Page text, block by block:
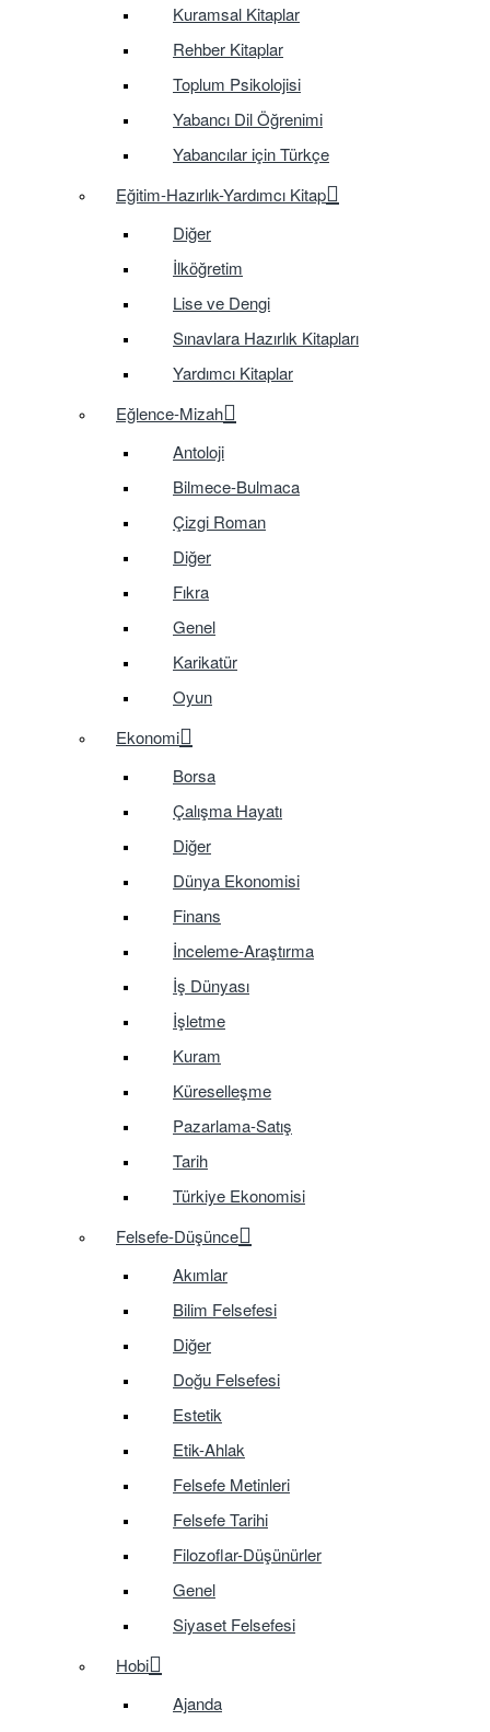
Kuramsal Kitaplar
Rehber Kitaplar
Toplum Psikolojisi
Yabancı Dil Öğrenimi
Yabancılar için Türkçe
Eğitim-Hazırlık-Yardımcı Kitap
Diğer
İlköğretim
Lise ve Dengi
Sınavlara Hazırlık Kitapları
Yardımcı Kitaplar
Eğlence-Mizah
Antoloji
Bilmece-Bulmaca
Çizgi Roman
Diğer
Fıkra
Genel
Karikatür
Oyun
Ekonomi
Borsa
Çalışma Hayatı
Diğer
Dünya Ekonomisi
Finans
İnceleme-Araştırma
İş Dünyası
İşletme
Kuram
Küreselleşme
Pazarlama-Satış
Tarih
Türkiye Ekonomisi
Felsefe-Düşünce
Akımlar
Bilim Felsefesi
Diğer
Doğu Felsefesi
Estetik
Etik-Ahlak
Felsefe Metinleri
Felsefe Tarihi
Filozoflar-Düşünürler
Genel
Siyaset Felsefesi
Hobi
Ajanda